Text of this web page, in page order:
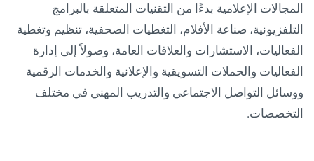
المجالات الإعلامية بدءًا من التقنيات المتعلقة بالبرامج
التلفزيونية، صناعة الأفلام، التغطيات الصحفية، تنظيم وتغطية
الفعاليات، الاستشارات والعلاقات العامة، وصولاً إلى إدارة
الفعاليات والحملات التسويقية والإعلانية والخدمات الرقمية
ووسائل التواصل الاجتماعي والتدريب المهني في مختلف
التخصصات.